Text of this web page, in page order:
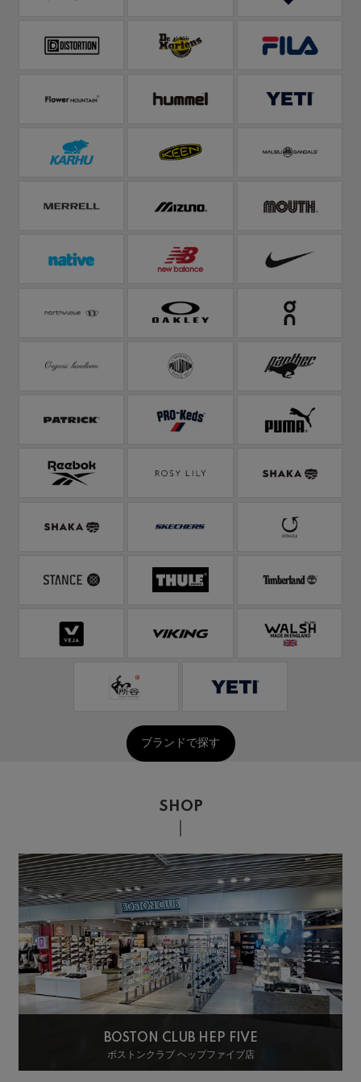
ブランドで探す
SHOP
BOSTON CLUB HEP FIVE
ボストンクラブ ヘップファイブ店